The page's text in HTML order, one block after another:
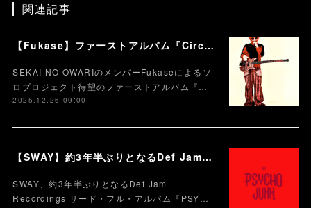
関連記事
【Fukase】ファーストアルバム『Circusm』本日配信スタート！！！ CDパッケージの発売も決定！ 超豪華仕様のデラックス盤など5月にリリース！
SEKAI NO OWARIのメンバーFukaseによるソ
ロプロジェクト待望のファーストアルバム『…
2025.12.26 09:00
【SWAY】約3年半ぶりとなるDef Jam Recordingsからのサード・フル・アルバム『PSYCHO JUNK』、9月12日サプライズ・リリース。
SWAY、約3年半ぶりとなるDef Jam
Recordings サード・フル・アルバム『PSY…